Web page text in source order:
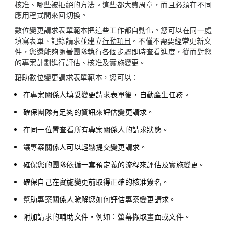
核准、哪些被拒絕的方法。這些都大費周章，而且必須在不同
應用程式間來回切換。
數位變更請求表單範本把這些工作都自動化。您可以在同一處
填寫表單、記錄請求並建立行動項目 。不僅不需要經常更新文
件，您還能夠隨著團隊執行各個步驟即時查看進度，從而對您
的專案計劃進行評估、核准及實施變更。
藉助數位變更請求表單範本，您可以：
在專案關係人填妥變更請求表單後，自動產生任務。
確保團隊有足夠的資訊來評估變更請求。
在同一位置查看所有專案關係人的請求狀態。
讓專案關係人可以輕鬆提交變更請求。
確保您的團隊依循一套預定義的流程來評估及實施變更。
確保自己在實施變更前取得正確的核准簽名。
幫助專案關係人瞭解您如何評估專案變更請求。
附加請求的輔助文件，例如：螢幕擷取畫面或文件。